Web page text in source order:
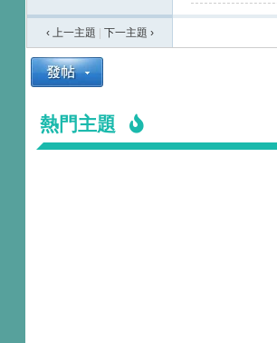
‹ 上一主題 下一主題 ›
熱門主題